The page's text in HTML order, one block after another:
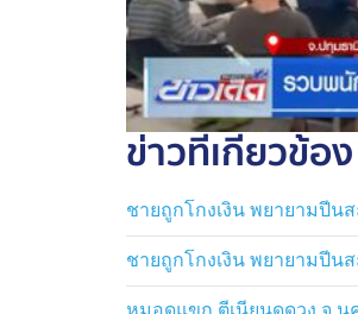
ข่าวที่เกี่ยวข้อง
ชายถูกโกงเงิน พยายามปีน
ชายถูกโกงเงิน พยายามปีน
หมอดูแขก ตีเนียนดูดวง จ.น